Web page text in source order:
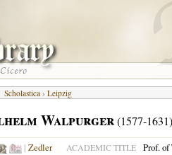
Scholastica › Leipzig
Walpurger(1577-1631)
| Zedler ACADEMIC TITLE Prof. of